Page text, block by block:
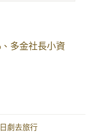
多金社長小資
劇去旅行